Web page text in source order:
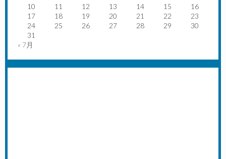
10
11 12 13 14 15
16
17
18 19 20 21 22
23
24
25 26 27 28 29
30
31
« 7月